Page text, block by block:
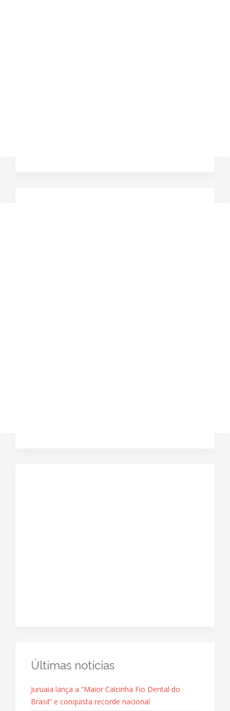
Últimas notícias
Juruaia lança a “Maior Calcinha Fio Dental do
Brasil” e conquista recorde nacional